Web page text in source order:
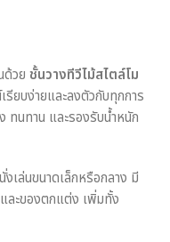
ด้วย ชั้นวางทีวีไม้สไตล์โม
รียบง่ายและลงตัวกับทุกการ
นทาน และรองรับน้ำหนัก
งเล่นขนาดเล็กหรือกลาง มี
ละของตกแต่ง เพิ่มทั้ง